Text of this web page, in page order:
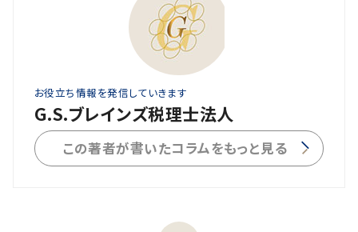
お役立ち情報を発信していきます
G.S.ブレインズ税理士法人
この著者が書いたコラムをもっと見る